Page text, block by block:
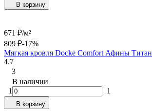
В корзину
671 ₽/м²
809 ₽-17%
Мягкая кровля Docke Сomfort Афины Титан
4.7
3
В наличии
1
1
В корзину